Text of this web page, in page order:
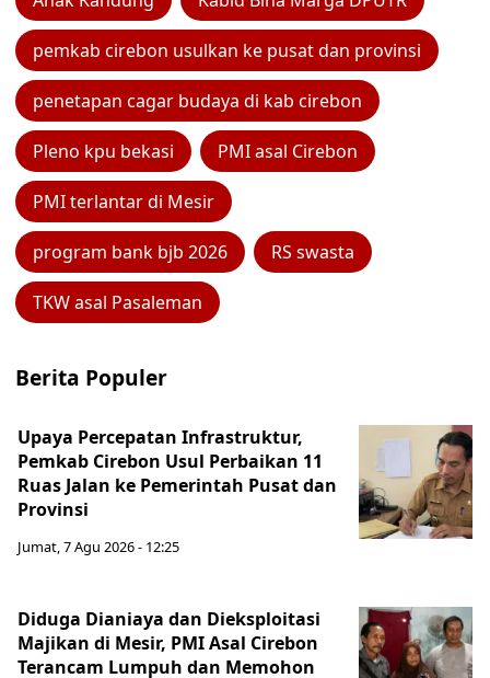
pemkab cirebon usulkan ke pusat dan provinsi
penetapan cagar budaya di kab cirebon
Pleno kpu bekasi PMI asal Cirebon
PMI terlantar di Mesir
program bank bjb 2026 RS swasta
TKW asal Pasaleman
Berita Populer
Upaya Percepatan Infrastruktur,
Pemkab Cirebon Usul Perbaikan 11
Ruas Jalan ke Pemerintah Pusat dan
Provinsi
Jumat, 7 Agu 2026 - 12:25
Diduga Dianiaya dan Dieksploitasi
Majikan di Mesir, PMI Asal Cirebon
Terancam Lumpuh dan Memohon